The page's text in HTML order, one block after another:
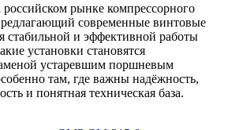
рынке компрессорного
современные винтовые
стабильной и эффективной работы
установки становятся
устаревшим поршневым
там, где важны надёжность,
и понятная техническая база.